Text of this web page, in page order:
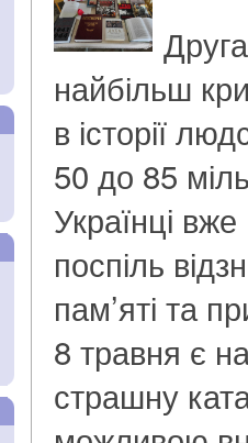
найбільш
в історії
50 до 85
Українці
поспіль
пам’яті та
8 травня є
страшну